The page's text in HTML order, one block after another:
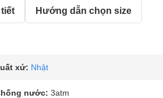
tiết Hướng dẫn chọn size
xứ: Nhật
nước: 3atm